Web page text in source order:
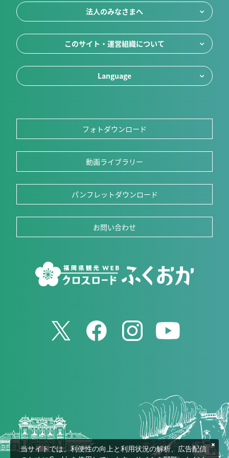
法人のみなさまへ
このサイト・運営組織について
Language
フォトダウンロード
動画ライブラリー
パンフレットダウンロード
お問い合わせ
当サイトでは、利便性の向上と利用状況の解析、広告配信